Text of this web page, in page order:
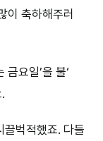
이 축하해주러
요일’을 불‘
끌벅적했죠. 다들